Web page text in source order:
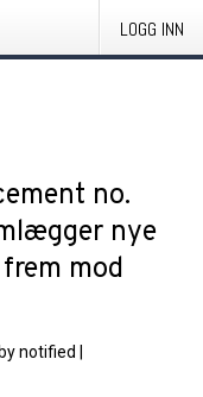
LOGG INN
no.
nye
mod
notified